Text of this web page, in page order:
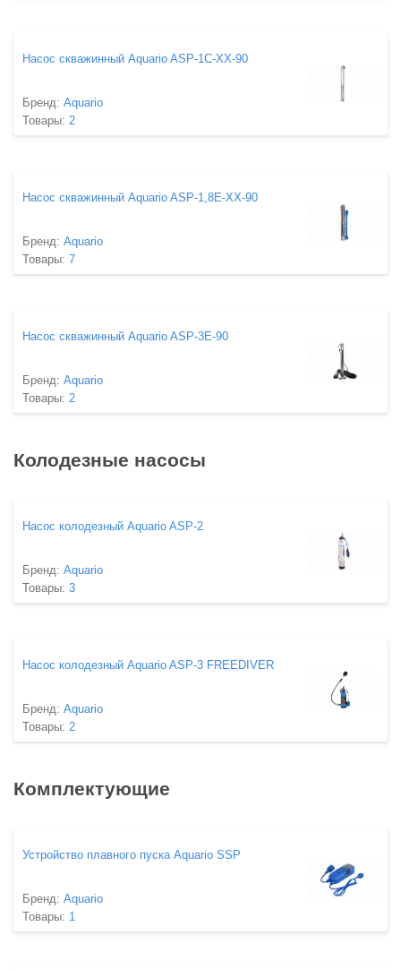
Насос скважинный Aquario ASP-1C-XX-90
Бренд: Aquario
Товары: 2
Насос скважинный Aquario ASP-1,8E-XX-90
Бренд: Aquario
Товары: 7
Насос скважинный Aquario ASP-3E-90
Бренд: Aquario
Товары: 2
Колодезные насосы
Насос колодезный Aquario ASP-2
Бренд: Aquario
Товары: 3
Насос колодезный Aquario ASP-3 FREEDIVER
Бренд: Aquario
Товары: 2
Комплектующие
Устройство плавного пуска Aquario SSP
Бренд: Aquario
Товары: 1